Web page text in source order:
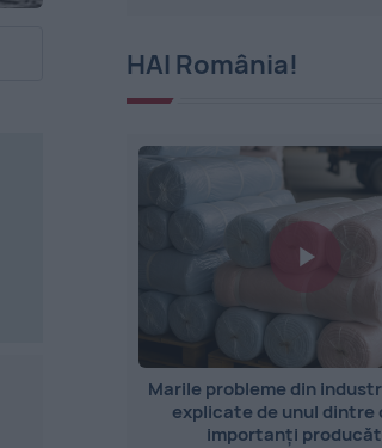
HAI România!
Marile probleme din
explicate de unul dintre
importanți